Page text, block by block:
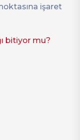
işaret
bitiyor mu?